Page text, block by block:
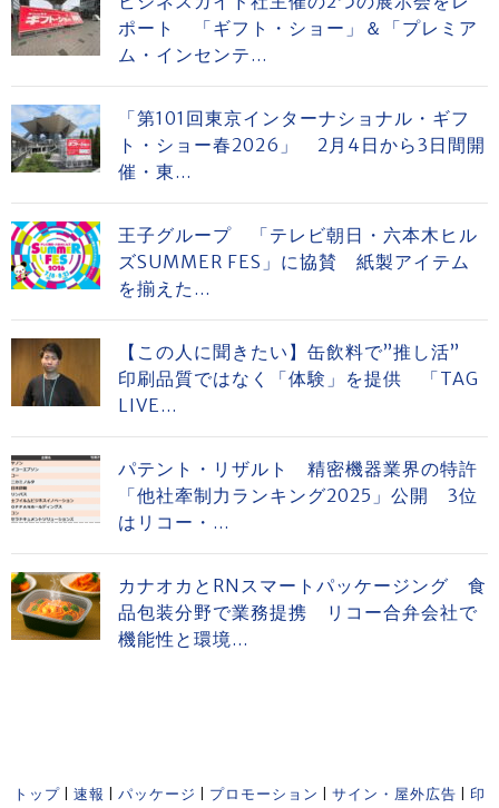
ポート 「ギフト・ショー」＆「プレミア
ム・インセンテ...
「第101回東京インターナショナル・ギフ
ト・ショー春2026」 2月4日から3日間開
催・東...
王子グループ 「テレビ朝日・六本木ヒル
ズSUMMER FES」に協賛 紙製アイテム
を揃えた...
【この人に聞きたい】缶飲料で”推し活”
印刷品質ではなく「体験」を提供 「TAG
LIVE...
パテント・リザルト 精密機器業界の特許
「他社牽制力ランキング2025」公開 3位
はリコー・...
カナオカとRNスマートパッケージング 食
品包装分野で業務提携 リコー合弁会社で
機能性と環境...
トップ 速報 パッケージ プロモーション サイン・屋外広告 印